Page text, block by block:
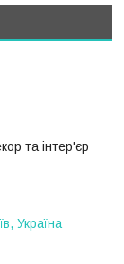
та інтер'єр
Україна